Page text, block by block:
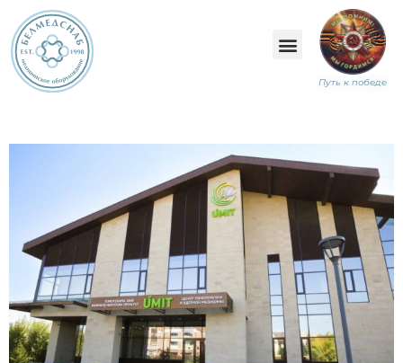
Путь к победе